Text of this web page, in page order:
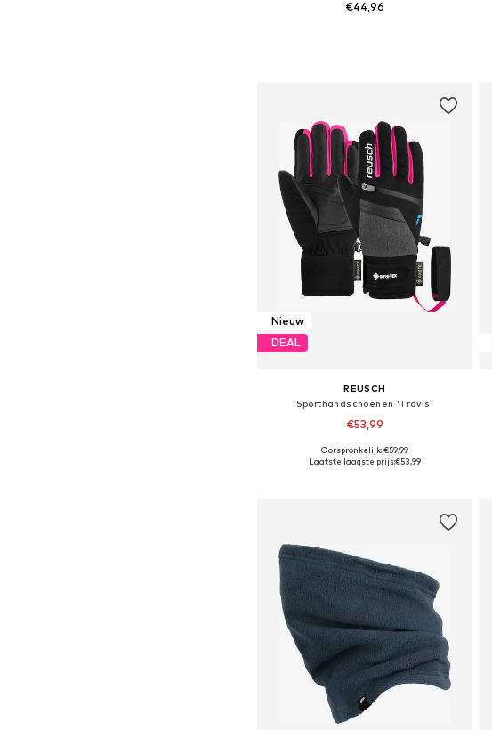
€44,96
Nieuw
DEAL
REUSCH
Sporthandschoenen 'Travis'
€53,99
Beschikbare maten: M, M-L, L, L-XL
Oorspronkelijk: €59,99
Laatste laagste prijs:€53,99